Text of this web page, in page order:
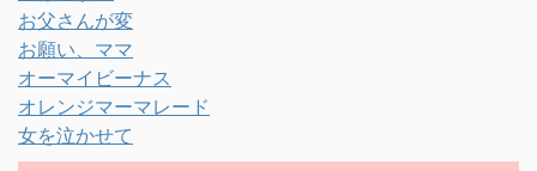
お父さんが変
お願い、ママ
オーマイビーナス
オレンジマーマレード
女を泣かせて